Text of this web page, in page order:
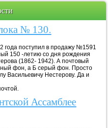
№ 130.
поступил в продажу №1591
150 -летию со дня рождения
(1862- 1942). А почтовый
фон, а Б серый фон. Просто
Васильевичу Нестерову. Да и
на радость!
Ассамблее